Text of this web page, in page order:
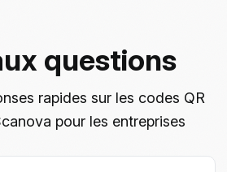
questions
rapides sur les codes QR
pour les entreprises